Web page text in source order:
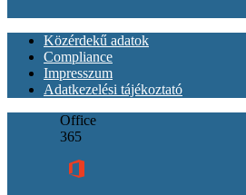
Közérdekű adatok
Compliance
Impresszum
Adatkezelési tájékoztató
Office
365